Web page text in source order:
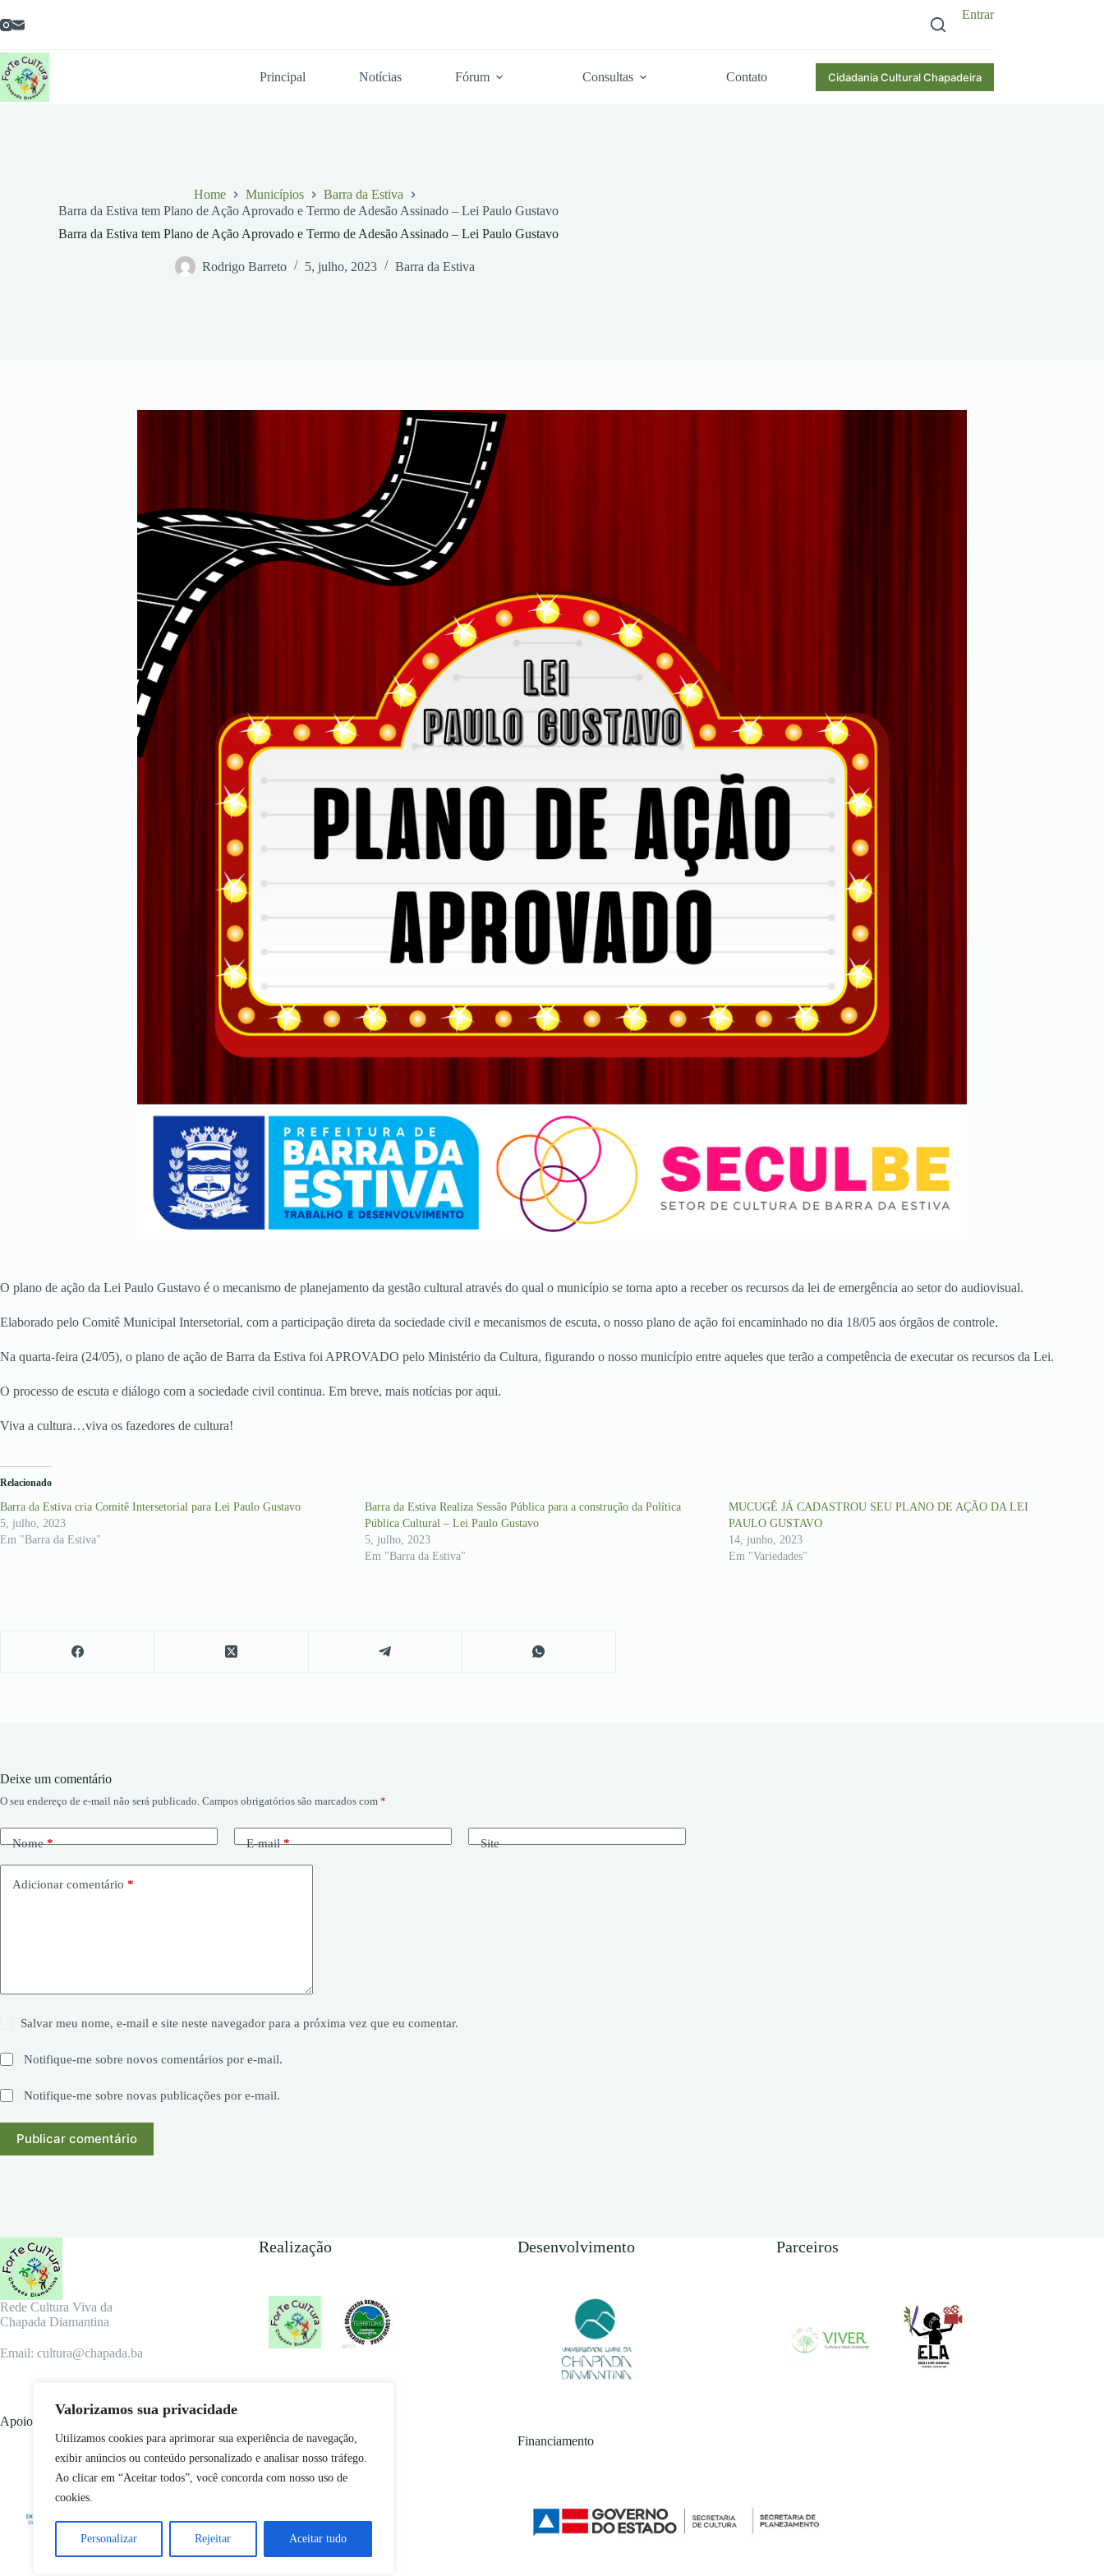
Valorizamos sua privacidade
Utilizamos cookies para aprimorar sua experiência de navegação,
exibir anúncios ou conteúdo personalizado e analisar nosso tráfego.
Ao clicar em “Aceitar todos”, você concorda com nosso uso de
cookies.
Personalizar Rejeitar Aceitar tudo
para
o
conteúdo
Entrar
Principal Notícias Fórum Consultas Contato Cidadania Cultural Chapadeira
Home Municípios
Barra da Estiva
Barra da Estiva tem Plano de Ação Aprovado e Termo de Adesão Assinado – Lei Paulo Gustavo
Barra da Estiva tem Plano de Ação Aprovado e Termo de Adesão Assinado – Lei Paulo Gustavo
Rodrigo Barreto 5, julho, 2023 Barra da Estiva
O plano de ação da Lei Paulo Gustavo é o mecanismo de planejamento da gestão cultural através do qual o município se torna apto a receber os recursos da lei de emergência ao setor do audiovisual.
Elaborado pelo Comitê Municipal Intersetorial, com a participação direta da sociedade civil e mecanismos de escuta, o nosso plano de ação foi encaminhado no dia 18/05 aos órgãos de controle.
Na quarta-feira (24/05), o plano de ação de Barra da Estiva foi APROVADO pelo Ministério da Cultura, figurando o nosso município entre aqueles que terão a competência de executar os recursos da Lei.
O processo de escuta e diálogo com a sociedade civil continua. Em breve, mais notícias por aqui.
Viva a cultura…viva os fazedores de cultura!
Relacionado
Barra da Estiva cria Comitê Intersetorial para Lei Paulo Gustavo
5, julho, 2023
Em "Barra da Estiva"
Barra da Estiva Realiza Sessão Pública para a construção da Política
Pública Cultural – Lei Paulo Gustavo
5, julho, 2023
Em "Barra da Estiva"
MUCUGÊ JÁ CADASTROU SEU PLANO DE AÇÃO DA LEI
PAULO GUSTAVO
14, junho, 2023
Em "Variedades"
Deixe um comentário
O seu endereço de e-mail não será publicado. Campos obrigatórios são marcados com *
Nome* E-mail* Site
Adicionar comentário *
Salvar meu nome, e-mail e site neste navegador para a próxima vez que eu comentar.
Notifique-me sobre novos comentários por e-mail.
Notifique-me sobre novas publicações por e-mail.
Publicar comentário
Rede Cultura Viva da
Chapada Diamantina
Email: cultura@chapada.ba
Realização Desenvolvimento Parceiros
Apoio
Financiamento